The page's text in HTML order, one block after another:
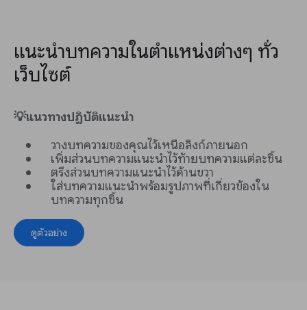
แนะนำบทความในตำแหน่งต่างๆ ทั่ว
เว็บไซต์
💡แนวทางปฏิบัติแนะนำ
วางบทความของคุณไว้เหนือลิงก์ภายนอก
เพิ่มส่วนบทความแนะนำไว้ท้ายบทความแต่ละชิ้น
ตรึงส่วนบทความแนะนำไว้ด้านขวา
ใส่บทความแนะนำพร้อมรูปภาพที่เกี่ยวข้องใน
บทความทุกชิ้น
ดูตัวอย่าง